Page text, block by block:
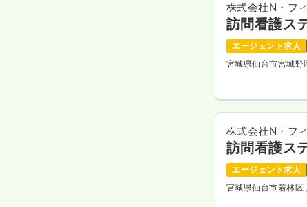
株式会社N・フ
訪問看護ス
エージェント求人
宮城県仙台市宮城
株式会社N・フ
訪問看護ス
エージェント求人
宮城県仙台市若林区